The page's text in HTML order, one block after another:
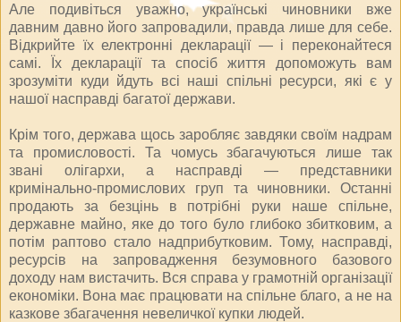
Але подивіться уважно, українські чиновники вже
давним давно його запровадили, правда лише для себе.
Відкрийте їх електронні декларації — і переконайтеся
самі. Їх декларації та спосіб життя допоможуть вам
зрозуміти куди йдуть всі наші спільні ресурси, які є у
нашої насправді багатої держави.
Крім того, держава щось заробляє завдяки своїм надрам
та промисловості. Та чомусь збагачуються лише так
звані олігархи, а насправді — представники
кримінально-промислових груп та чиновники. Останні
продають за безцінь в потрібні руки наше спільне,
державне майно, яке до того було глибоко збитковим, а
потім раптово стало надприбутковим. Тому, насправді,
ресурсів на запровадження безумовного базового
доходу нам вистачить. Вся справа у грамотній організації
економіки. Вона має працювати на спільне благо, а не на
казкове збагачення невеличкої купки людей.